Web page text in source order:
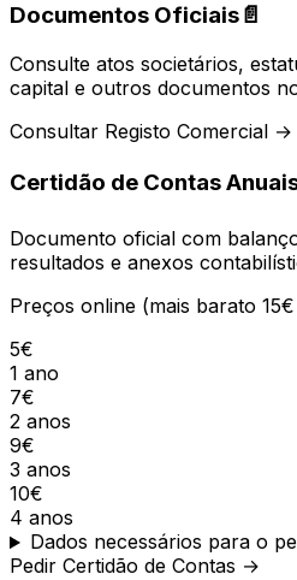
Documentos Oficiais📄
Consulte atos societários,
capital e outros documentos
Consultar Registo Comercial →
Certidão de Contas
Documento oficial com
resultados e anexos
Preços online (mais barato
5€
1 ano
7€
2 anos
9€
3 anos
10€
4 anos
Dados necessários para o
Pedir Certidão de Contas →